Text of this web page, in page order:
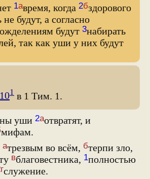
1авремя, когда 2бздорового
будут, а согласно
будут 3набирать
так как уши у них будут
1 в 1 Тим. 1.
уши 2аотвратят, и
мифам.
атрезвым во всём, бтерпи зло,
вблаговестника, 1полностью
гслужение.